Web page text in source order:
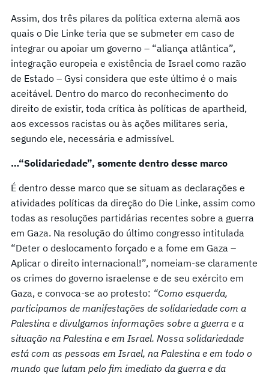
Assim, dos três pilares da política externa alemã aos
quais o Die Linke teria que se submeter em caso de
integrar ou apoiar um governo – “aliança atlântica”,
integração europeia e existência de Israel como razão
de Estado – Gysi considera que este último é o mais
aceitável. Dentro do marco do reconhecimento do
direito de existir, toda crítica às políticas de apartheid,
aos excessos racistas ou às ações militares seria,
segundo ele, necessária e admissível.
…“Solidariedade”, somente dentro desse marco
É dentro desse marco que se situam as declarações e
atividades políticas da direção do Die Linke, assim como
todas as resoluções partidárias recentes sobre a guerra
em Gaza. Na resolução do último congresso intitulada
“Deter o deslocamento forçado e a fome em Gaza –
Aplicar o direito internacional!”, nomeiam-se claramente
os crimes do governo israelense e de seu exército em
Gaza, e convoca-se ao protesto: “Como esquerda,
participamos de manifestações de solidariedade com a
Palestina e divulgamos informações sobre a guerra e a
situação na Palestina e em Israel. Nossa solidariedade
está com as pessoas em Israel, na Palestina e em todo o
mundo que lutam pelo fim imediato da guerra e da